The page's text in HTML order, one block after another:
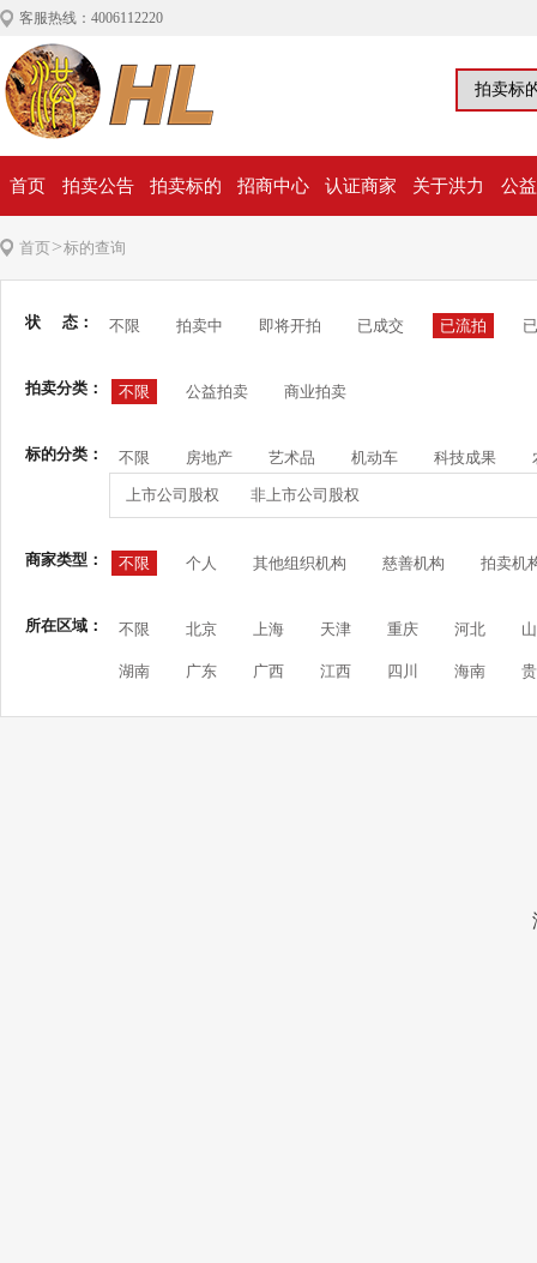
客服热线：4006112220
首页 拍卖公告 拍卖标的 招商中心 认证商家 关于洪力 公
首页>标的查询
状 态： 不限 拍卖中 即将开拍 已成交 已流拍
拍卖分类： 不限 公益拍卖 商业拍卖
标的分类： 不限 房地产 艺术品 机动车 科技成果
上市公司股权 非上市公司股权
商家类型： 不限 个人 其他组织机构 慈善机构 拍卖机
所在区域： 不限 北京 上海 天津 重庆 河北
湖南 广东 广西 江西 四川 海南